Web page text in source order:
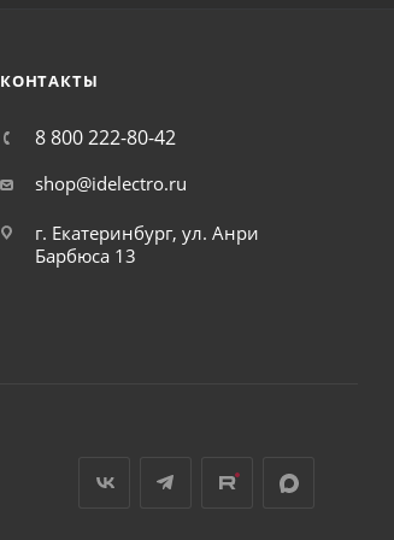
КОНТАКТЫ
8 800 222-80-42
shop@idelectro.ru
г. Екатеринбург, ул. Анри
Барбюса 13